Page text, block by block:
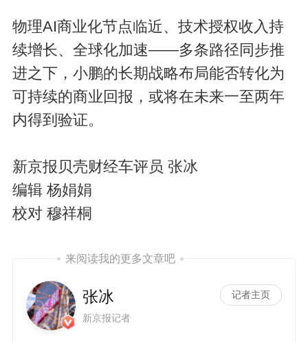
物理AI商业化节点临近、技术授权收入持
续增长、全球化加速——多条路径同步推
进之下，小鹏的长期战略布局能否转化为
可持续的商业回报，或将在未来一至两年
内得到验证。
新京报贝壳财经车评员 张冰
编辑 杨娟娟
校对 穆祥桐
来阅读我的更多文章吧
张冰
新京报记者
记者主页